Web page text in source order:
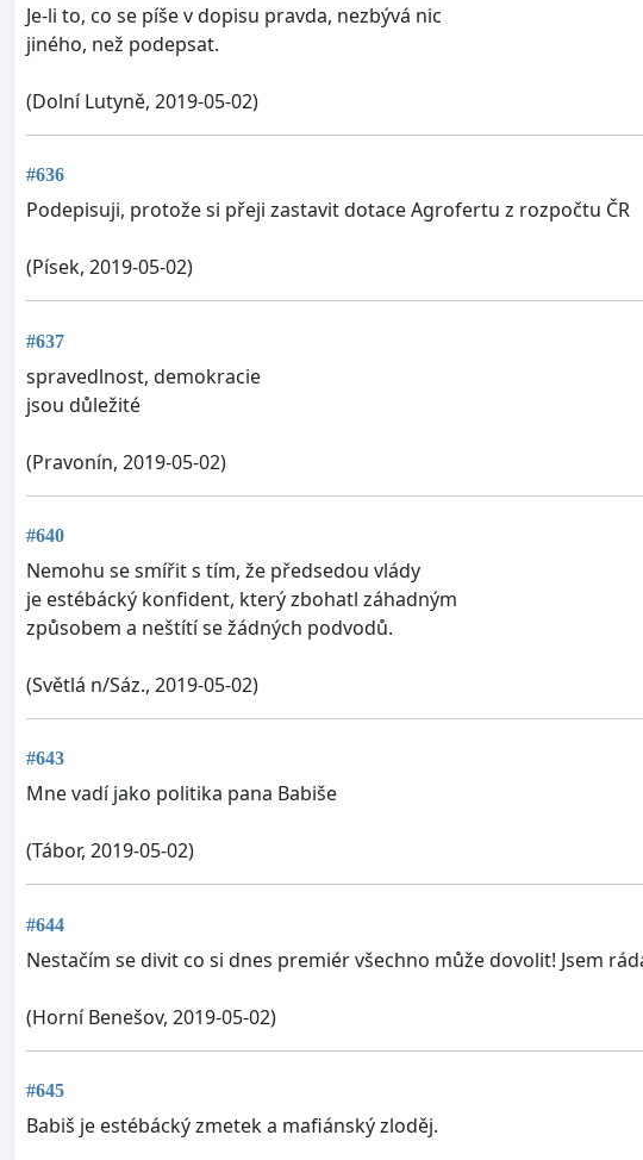
Je-li to, co se píše v dopisu pravda, nezbývá nic
jiného, než podepsat.
(Dolní Lutyně, 2019-05-02)
#636
Podepisuji, protože si přeji zastavit dotace Agrofertu z rozpočtu ČR
(Písek, 2019-05-02)
#637
spravedlnost, demokracie
jsou důležité
(Pravonín, 2019-05-02)
#640
Nemohu se smířit s tím, že předsedou vlády
je estébácký konfident, který zbohatl záhadným
způsobem a neštítí se žádných podvodů.
(Světlá n/Sáz., 2019-05-02)
#643
Mne vadí jako politika pana Babiše
(Tábor, 2019-05-02)
#644
Nestačím se divit co si dnes premiér všechno může dovolit! Jsem
(Horní Benešov, 2019-05-02)
#645
Babiš je estébácký zmetek a mafiánský zloděj.